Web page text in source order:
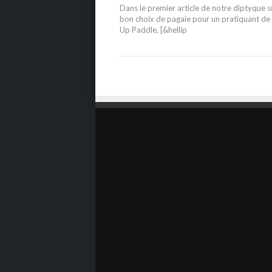
Dans le premier article de notre diptyque
bon choix de pagaie pour un pratiquant de
Up Paddle, [&hellip